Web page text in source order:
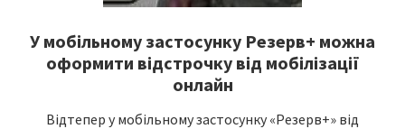
У мобільному застосунку Резерв+ можна
оформити відстрочку від мобілізації
онлайн
Відтепер у мобільному застосунку «Резерв+» від